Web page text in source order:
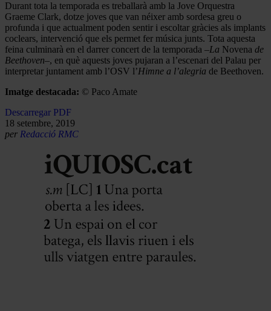
Durant tota la temporada es treballarà amb la Jove Orquestra
Graeme Clark, dotze joves que van néixer amb sordesa greu o
profunda i que actualment poden sentir i escoltar gràcies als implants
coclears, intervenció que els permet fer música junts. Tota aquesta
feina culminarà en el darrer concert de la temporada –La Novena de
Beethoven–, en què aquests joves pujaran a l’escenari del Palau per
interpretar juntament amb l’OSV l’Himne a l’alegria de Beethoven.
Imatge destacada: © Paco Amate
Descarregar PDF
18 setembre, 2019
per Redacció RMC